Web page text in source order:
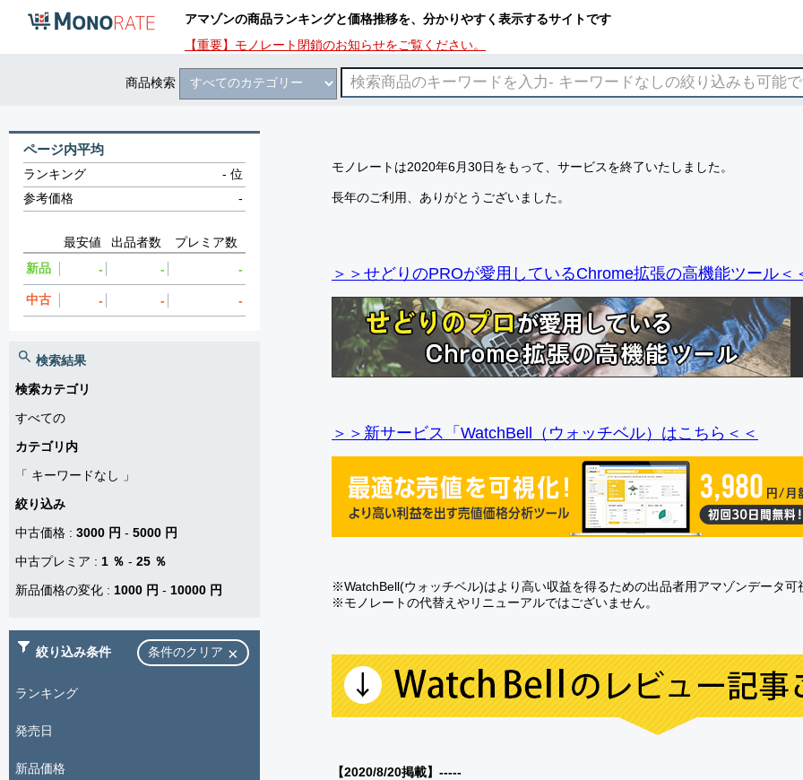
アマゾンの商品ランキングと価格推移を、分かりやすく表示するサイトです
【重要】モノレート閉鎖のお知らせをご覧ください。
商品検索
モノレートは2020年6月30日をもって、サービスを終了いたしました。
長年のご利用、ありがとうございました。
＞＞せどりのPROが愛用しているChrome拡張の高機能ツール＜
＞＞新サービス「WatchBell（ウォッチベル）はこちら＜＜
※WatchBell(ウォッチベル)はより高い収益を得るための出品者用アマゾンデータ可
※モノレートの代替えやリニューアルではございません。
【2020/8/20掲載】-----
ページ内平均
ランキング -位
参考価格
-
最安値 出品者数
プレミア数
新品
- - -
中古 - - -
検索結果
検索カテゴリ
すべての
カテゴリ内
「 キーワードなし
」
絞り込み
中古価格 : 3000 円 - 5000 円
中古プレミア : 1 ％ - 25 ％
新品価格の変化 : 1000 円 - 10000 円
絞り込み条件 条件のクリア
ランキング
発売日
新品価格